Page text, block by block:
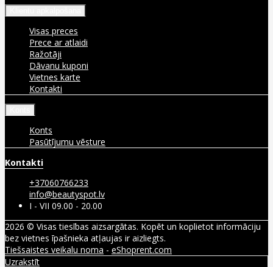
Visas preces
Prece ar atlaidi
Ražotāji
Dāvanu kuponi
Vietnes karte
Kontakti
Konts
Pasūtījumu vēsture
Kontakti
+37060766233
info@beautyspot.lv
I - VII 09.00 - 20.00
2026 © Visas tiesības aizsargātas. Kopēt un koplietot informāciju
bez vietnes īpašnieka atļaujas ir aizliegts.
Tiešsaistes veikalu noma - eShoprent.com
Uzrakstīt